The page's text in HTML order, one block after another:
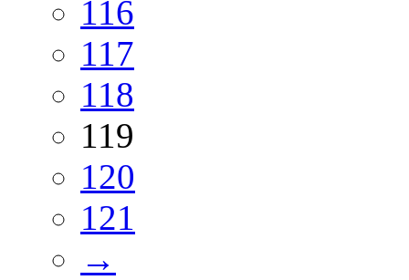
116
117
118
119
120
121
→